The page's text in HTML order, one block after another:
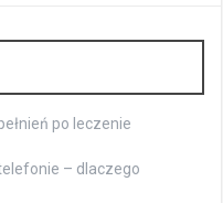
po leczenie
– dlaczego